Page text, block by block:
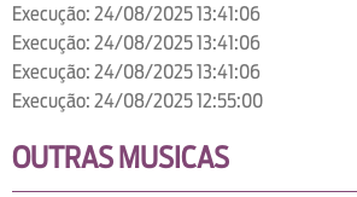
Execução: 24/08/2025 13:41:06
Execução: 24/08/2025 13:41:06
Execução: 24/08/2025 13:41:06
Execução: 24/08/2025 12:55:00
OUTRAS MUSICAS